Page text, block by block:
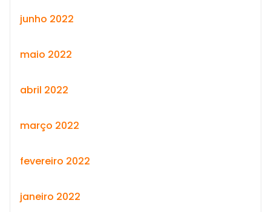
junho 2022
maio 2022
abril 2022
março 2022
fevereiro 2022
janeiro 2022